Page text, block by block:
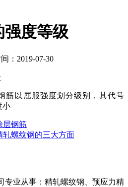
强度等级
：2019-07-30
筋以屈服强度划分级别，其代号
小
层钢筋
轧螺纹钢的三大方面
专业从事：精轧螺纹钢、预应力精